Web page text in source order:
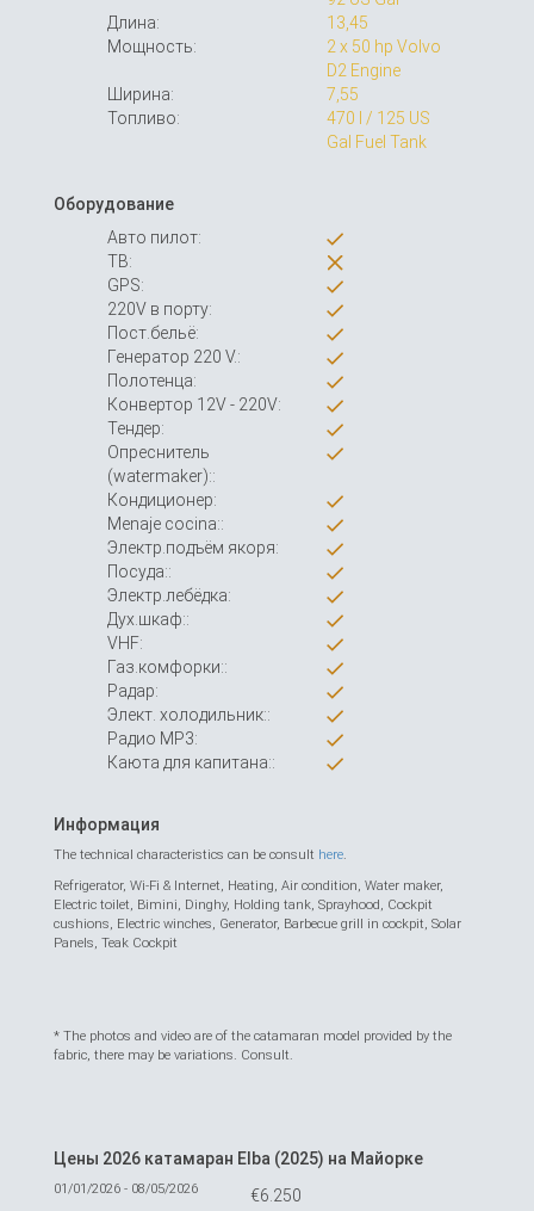
Длина:
13,45
Мощность:
2 x 50 hp Volvo
D2 Engine
Ширина:
7,55
Топливо:
470 l / 125 US
Gal Fuel Tank
Оборудование
Авто пилот:
ТВ:
GPS:
220V в порту:
Пост.бельё:
Генератор 220 V.:
Полотенца:
Конвертор 12V - 220V:
Тендер:
Опреснитель
(watermaker)::
Кондиционер:
Menaje cocina::
Электр.подъём якоря:
Посуда::
Электр.лебёдка:
Дух.шкаф::
VHF:
Газ.комфорки::
Радар:
Элект. холодильник::
Радио MP3:
Каюта для капитана::
Информация
The technical characteristics can be consult here.
Refrigerator, Wi-Fi & Internet, Heating, Air condition, Water maker,
Electric toilet, Bimini, Dinghy, Holding tank, Sprayhood, Cockpit
cushions, Electric winches, Generator, Barbecue grill in cockpit, Solar
Panels, Teak Cockpit
* The photos and video are of the catamaran model provided by the
fabric, there may be variations. Consult.
Цены 2026 катамаран Elba (2025) на Майорке
01/01/2026 - 08/05/2026 €6.250